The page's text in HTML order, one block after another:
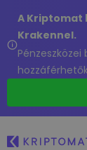
A Kriptomat
Krakennel.